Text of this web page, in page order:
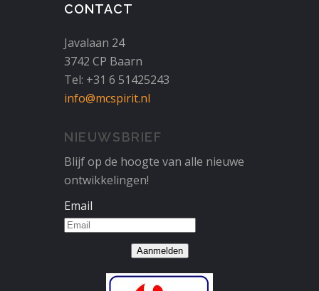
CONTACT
Javalaan 24
3742 CP Baarn
Tel: +31 6 51425243
info@mcspirit.nl
NIEUWSBRIEF
Blijf op de hoogte van alle nieuwe
ontwikkelingen!
Email
Aanmelden